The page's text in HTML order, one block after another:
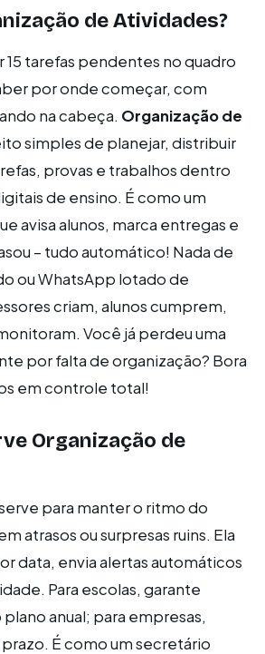
de Atividades?
15 tarefas pendentes no quadro
por onde começar, com
na cabeça. Organização de
simples de planejar, distribuir
provas e trabalhos dentro
de ensino. É como um
avisa alunos, marca entregas e
– tudo automático! Nada de
ou WhatsApp lotado de
criam, alunos cumprem,
Você já perdeu uma
por falta de organização? Bora
em controle total!
Organização de
para manter o ritmo do
atrasos ou surpresas ruins. Ela
data, envia alertas automáticos
Para escolas, garante
anual; para empresas,
É como um secretário